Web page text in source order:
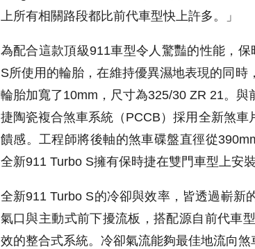
上所有相關路段都比前代車型快上許多。」
為配合這款頂級911車型令人驚豔的性能，
S所使用的輪胎，在維持優異濕地表現的同
輪胎加寬了10mm，尺寸為325/30 ZR 21。
捷陶瓷複合煞車系統（PCCB）採用全新煞
饋感。工程師將後軸的煞車碟盤直徑從
全新911 Turbo S擁有保時捷在雙門車型上安
全新911 Turbo S的冷卻與效率，皆透過嶄新
氣口與主動式前下擾流板，搭配源自前代車
效的整合式系統。冷卻氣流能夠最佳地流向煞